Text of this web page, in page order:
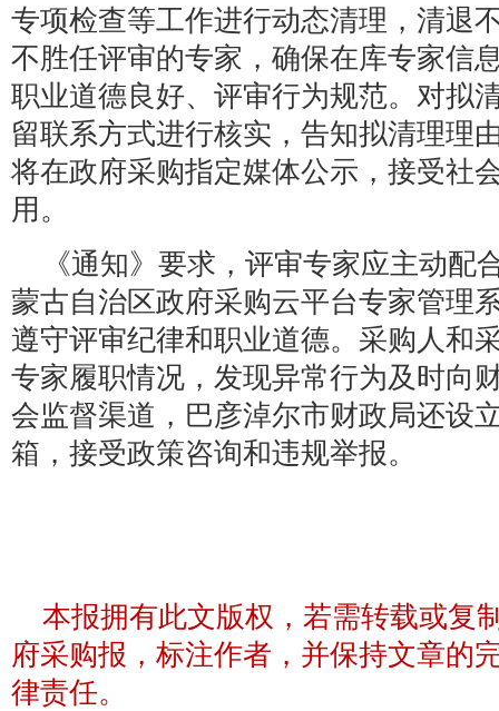
专项检查等工作进行动态清理，清退
不胜任评审的专家，确保在库专家信
职业道德良好、评审行为规范。对拟
留联系方式进行核实，告知拟清理理
将在政府采购指定媒体公示，接受社
用。
《通知》要求，评审专家应主动配
蒙古自治区政府采购云平台专家管理
遵守评审纪律和职业道德。采购人和
专家履职情况，发现异常行为及时向
会监督渠道，巴彦淖尔市财政局还设
箱，接受政策咨询和违规举报。
本报拥有此文版权，若需转载或复
府采购报，标注作者，并保持文章的
律责任。